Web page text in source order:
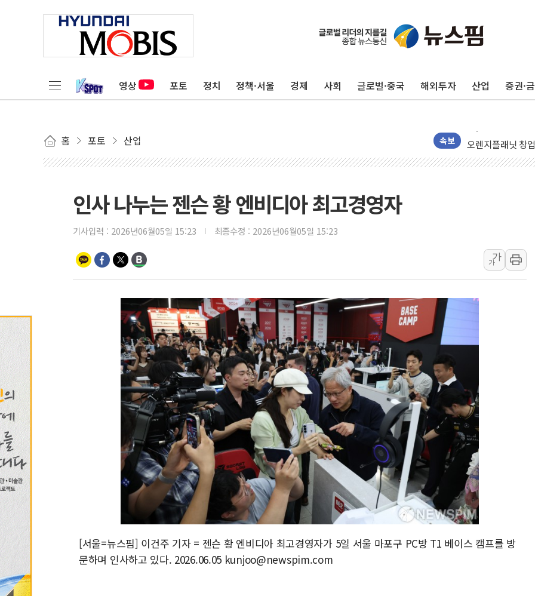
영상 포토 정치 정책·서울 경제 사회 글로벌·중국 해외투자 산업 증권·
홈 포토 산업 속보
창호 교체하다 난
[속보] 종합특검,
AI에 승부 건 네
오렌지플래닛 창
경찰, '300억대 사
美·日 환율공조
구리값 사상 최
에어프레미아, 호
티엠씨, 220억원
[글로벌 마켓 리
인사 나누는 젠슨 황 엔비디아 최고경영자
기사입력 : 2026년06월05일 15:23 최종수정 : 2026년06월05일 15:23
가
가
[서울=뉴스핌] 이건주 기자 = 젠슨 황 엔비디아 최고경영자가 5일 서울 마포구 PC방 T1 베이스 캠프를 방
문하며 인사하고 있다. 2026.06.05 kunjoo@newspim.com